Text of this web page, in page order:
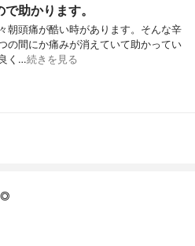
助かります。
朝頭痛が酷い時があります。そんな辛
の間にか痛みが消えていて助かってい
く…続きを見る